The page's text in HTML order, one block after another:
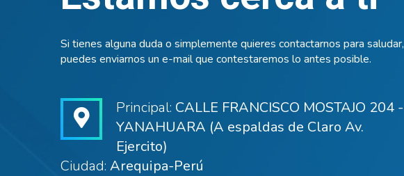
Si tienes alguna duda o simplemente quieres contactarnos para saludar,
puedes enviarnos un e-mail que contestaremos lo antes posible.
Principal: CALLE FRANCISCO MOSTAJO 204 -
YANAHUARA (A espaldas de Claro Av.
Ejercito)
Ciudad: Arequipa-Perú